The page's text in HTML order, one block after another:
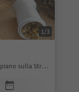
1/3
Eppan an der Weinstaße/Appiano sulla Strada del Vino, Alto Adige Wine Road